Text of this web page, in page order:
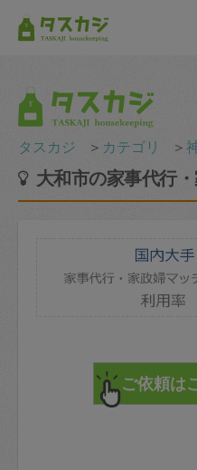
タスカジ ＞ カテゴリ ＞
大和市の家事代行